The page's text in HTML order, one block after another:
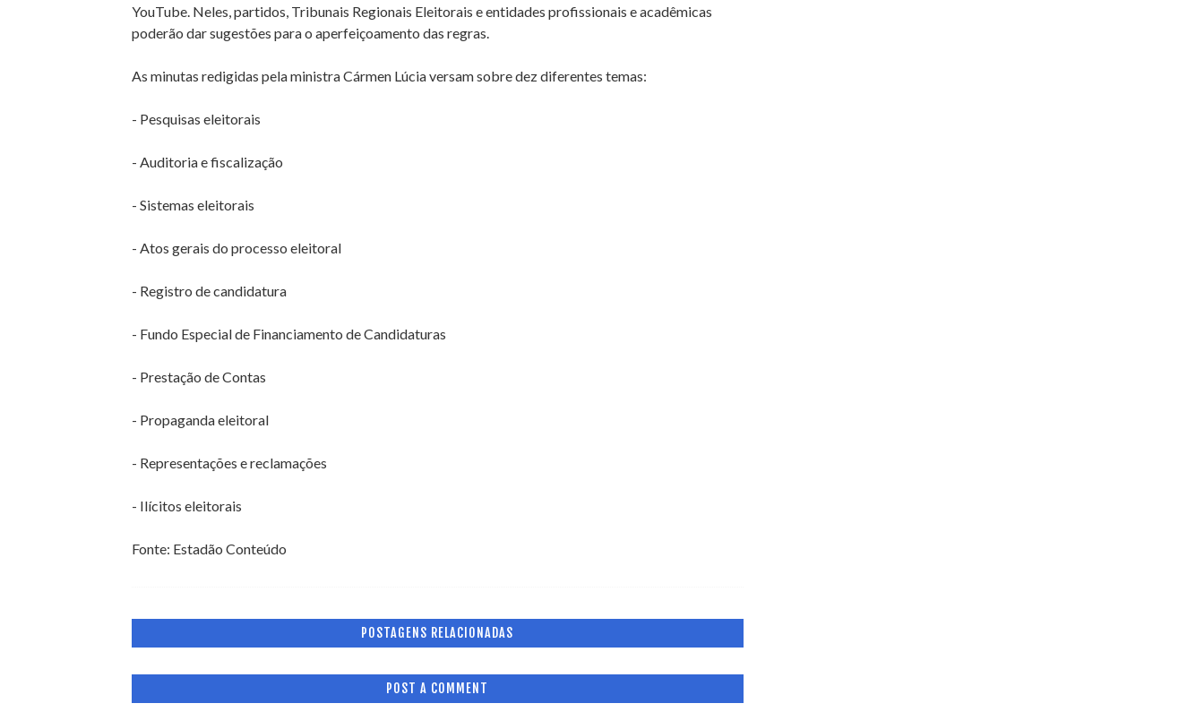
YouTube. Neles, partidos, Tribunais Regionais Eleitorais e entidades profissionais e acadêmicas
poderão dar sugestões para o aperfeiçoamento das regras.
As minutas redigidas pela ministra Cármen Lúcia versam sobre dez diferentes temas:
- Pesquisas eleitorais
- Auditoria e fiscalização
- Sistemas eleitorais
- Atos gerais do processo eleitoral
- Registro de candidatura
- Fundo Especial de Financiamento de Candidaturas
- Prestação de Contas
- Propaganda eleitoral
- Representações e reclamações
- Ilícitos eleitorais
Fonte: Estadão Conteúdo
POSTAGENS RELACIONADAS
POST A COMMENT